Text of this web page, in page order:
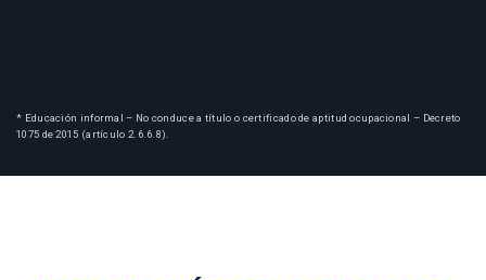
* Educación informal – No conduce a título o certificado de aptitud ocupacional – Decreto
1075 de 2015 (artículo 2.6.6.8).